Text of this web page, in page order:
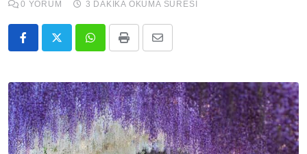
0 YORUM 3 DAKIKA OKUMA SÜRESI
Whatsapp
Print
ile
Paylaş